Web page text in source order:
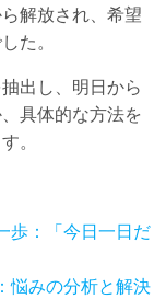
解放され、希望
た。
出し、明日から
具体的な方法を
。
歩：「今日一日だ
悩みの分析と解決